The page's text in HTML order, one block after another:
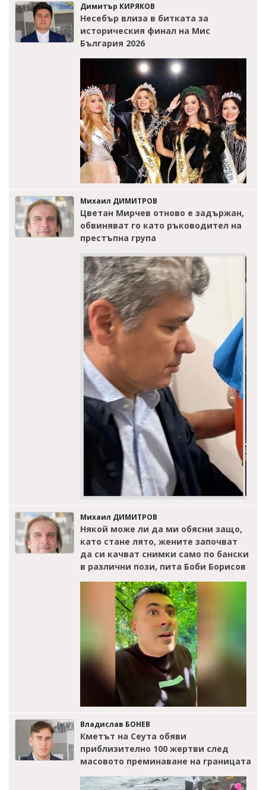
Димитър КИРЯКОВ
Несебър влиза в битката за
историческия финал на Мис
България 2026
Михаил ДИМИТРОВ
Цветан Мирчев отново е задържан,
обвиняват го като ръководител на
престъпна група
Михаил ДИМИТРОВ
Някой може ли да ми обясни защо,
като стане лято, жените започват
да си качват снимки само по бански
в различни пози, пита Боби Борисов
Владислав БОНЕВ
Кметът на Сеута обяви
приблизително 100 жертви след
масовото преминаване на границата